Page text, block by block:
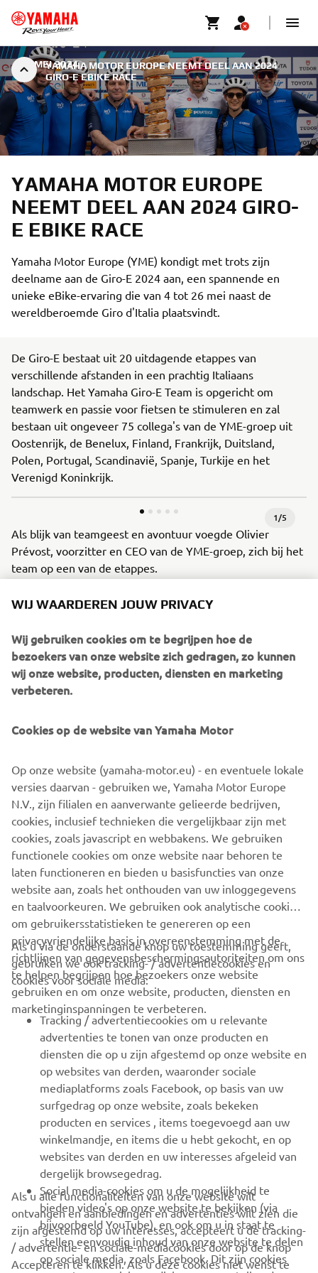
YAMAHA MOTOR EUROPE NEEMT DEEL AAN 2024
GIRO-E EBIKE RACE
7 MEI 2024
YAMAHA MOTOR EUROPE
NEEMT DEEL AAN 2024 GIRO-
E EBIKE RACE
Yamaha Motor Europe (YME) kondigt met trots zijn
deelname aan de Giro-E 2024 aan, een spannende en
unieke eBike-ervaring die van 4 tot 26 mei naast de
wereldberoemde Giro d'Italia plaatsvindt.
De Giro-E bestaat uit 20 uitdagende etappes van
verschillende afstanden in een prachtig Italiaans
landschap. Het Yamaha Giro-E Team is opgericht om
teamwerk en passie voor fietsen te stimuleren en zal
bestaan uit ongeveer 75 collega's van de YME-groep uit
Oostenrijk, de Benelux, Finland, Frankrijk, Duitsland,
Polen, Portugal, Scandinavië, Spanje, Turkije en het
Verenigd Koninkrijk.
1/5
Als blijk van teamgeest en avontuur voegde Olivier
Prévost, voorzitter en CEO van de YME-groep, zich bij het
team op een van de etappes.
Prévost, “Yamaha is er trots op een actieve bijdrage te
Giro-E en waar deze voor staat. Onze reis begon 30 jaar
geleden toen Yamaha 's werelds eerste Power Assist
System-fiets introduceerde. Als pionier in de eBike-
industrie is het voor ons een eer om als enige Giro-E team
fietstechnologie. Het zal een perfecte manier zijn om het
te ervaren op de Wabash RT. Ik vind het geweldig om deel
uit te maken van dit Yamaha-team!”
*Het Japanse woord Kando is de uitdrukking van diepe
tevredenheid en opwinding bij het tegenkomen van iets
van uitzonderlijke waarde, kwaliteit en prestatie.
ONTDEK MEER OVER YAMAHA EBIKES
CORPORATE
VOOR BEDRIJVEN
MEER YAMAHA
ONDERSTEUNING
NIEUWSBRIEF
Wees de eerste die meer te weten komt over de nieuwste deals,
speciale evenementen, nieuwe producten en nog veel meer
bezoekers van onze website zich gedragen, zo kunnen
wij onze website, producten, diensten en marketing
verbeteren.
versies daarvan - gebruiken we, Yamaha Motor Europe
N.V., zijn filialen en aanverwante gelieerde bedrijven,
cookies, inclusief technieken die vergelijkbaar zijn met
cookies, zoals javascript en webbakens. We gebruiken
functionele cookies om onze website naar behoren te
laten functioneren en bieden u basisfuncties van onze
website aan, zoals het onthouden van uw inloggegevens
en taalvoorkeuren. We gebruiken ook analytische cookies
om gebruikersstatistieken te genereren op een
privacyvriendelijke basis in overeenstemming met de
richtlijnen van gegevensbeschermingsautoriteiten om ons
te helpen begrijpen hoe bezoekers onze website
gebruiken en om onze website, producten, diensten en
marketinginspanningen te verbeteren.
Als u via de onderstaande knop uw toestemming geeft,
gebruiken we ook tracking- / advertentiecookies en
cookies voor sociale media:
Tracking / advertentiecookies om u relevante
advertenties te tonen van onze producten en
diensten die op u zijn afgestemd op onze website en
op websites van derden, waaronder sociale
mediaplatforms zoals Facebook, op basis van uw
surfgedrag op onze website, zoals bekeken
producten en services , items toegevoegd aan uw
winkelmandje, en items die u hebt gekocht, en op
websites van derden en uw interesses afgeleid van
dergelijk browsegedrag.
Social media-cookies om u de mogelijkheid te
bieden video's op onze website te bekijken (via
bijvoorbeeld YouTube), en ook om u in staat te
stellen eenvoudig inhoud van onze website te delen
op sociale media, zoals Facebook. Dit zijn cookies
van externe sociale-mediabureaus en stellen deze
Als u alle functionaliteiten van onze website wilt
ontvangen en aanbiedingen en advertenties wilt zien die
zijn afgestemd op uw interesses, accepteert u de tracking-
/ advertentie- en sociale-mediacookies door op de knop
Accepteren te klikken. Als u deze cookies niet wenst te
accepteren of alleen specifieke categorieën cookies wilt